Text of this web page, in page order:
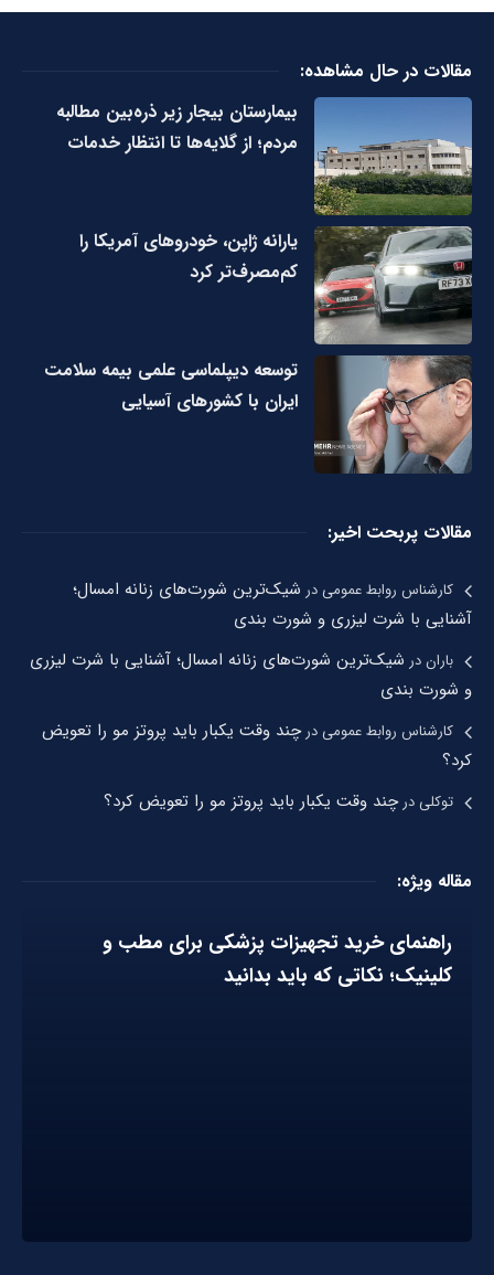
مقالات در حال مشاهده:
بیمارستان بیجار زیر ذره‌بین مطالبه
مردم؛ از گلایه‌ها تا انتظار خدمات
یارانه ژاپن، خودروهای آمریکا را
کم‌مصرف‌تر کرد
توسعه دیپلماسی علمی بیمه سلامت
ایران با کشورهای آسیایی
مقالات پربحت اخیر:
کارشناس روابط عمومیدر شیک‌ترین شورت‌های زنانه امسال؛
آشنایی با شرت لیزری و شورت بندی
باراندر شیک‌ترین شورت‌های زنانه امسال؛ آشنایی با شرت لیزری
و شورت بندی
کارشناس روابط عمومیدرچند وقت یکبار باید پروتز مو را تعویض
کرد؟
توکلیدرچند وقت یکبار باید پروتز مو را تعویض کرد؟
مقاله ویژه:
راهنمای خرید تجهیزات پزشکی برای مطب و
کلینیک؛ نکاتی که باید بدانید